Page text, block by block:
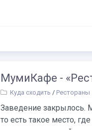
МумиКафе -
Куда сходить / Рестораны
Заведение закрылось.
то есть такое место,